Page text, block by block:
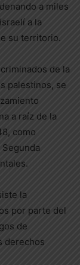
a miles
a la
su territorio.
de la
palestinos, se
a raíz de la
como
la
por parte del
de
derechos